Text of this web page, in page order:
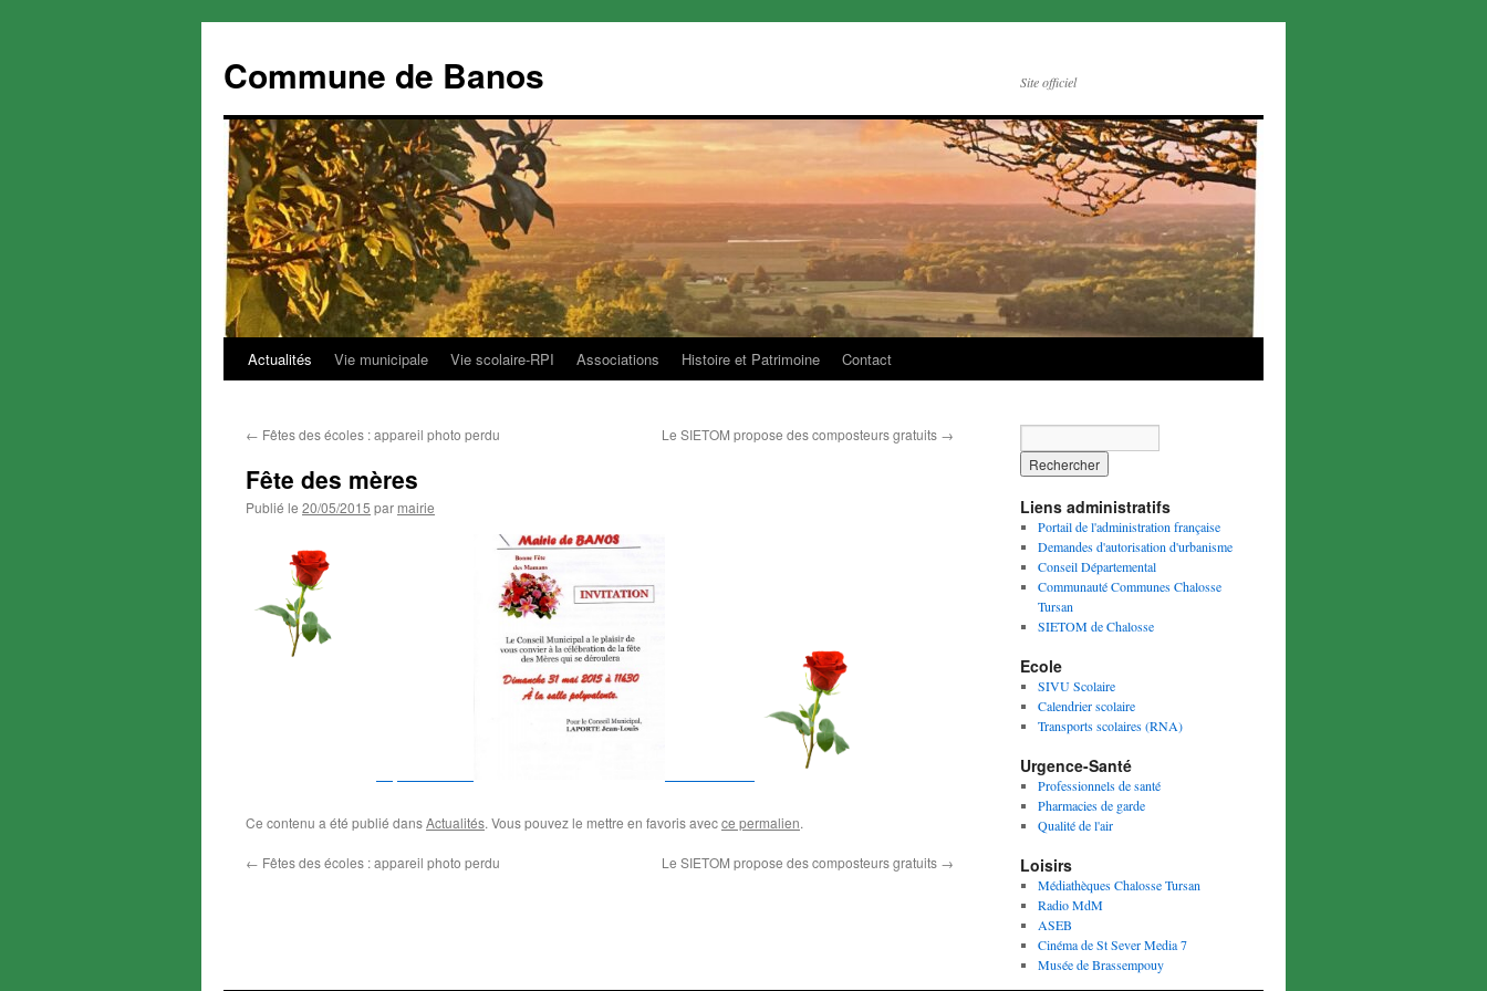
Commune de Banos Site officiel
Aller
contenu
Actualités Vie municipale Vie scolaire-RPI Associations Histoire et Patrimoine Contact
← Fêtes des écoles : appareil photo perdu Le SIETOM propose des composteurs gratuits →
Fête des mères
Publié le 20/05/2015 par mairie
Ce contenu a été publié dansActualités. Vous pouvez le mettre en favoris avecce permalien.
← Fêtes des écoles : appareil photo perdu Le SIETOM propose des composteurs gratuits →
Liens administratifs
Portail de l'administration française
Demandes d'autorisation d'urbanisme
Conseil Départemental
Communauté Communes Chalosse
Tursan
SIETOM de Chalosse
Ecole
SIVU Scolaire
Calendrier scolaire
Transports scolaires (RNA)
Urgence-Santé
Professionnels de santé
Pharmacies de garde
Qualité de l'air
Loisirs
Médiathèques Chalosse Tursan
Radio MdM
ASEB
Cinéma de St Sever Media 7
Musée de Brassempouy